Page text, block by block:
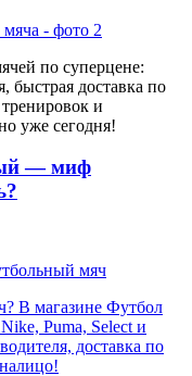
по суперцене:
быстрая доставка по
и
уже сегодня!
— миф
В магазине Футбол
Puma, Select и
доставка по